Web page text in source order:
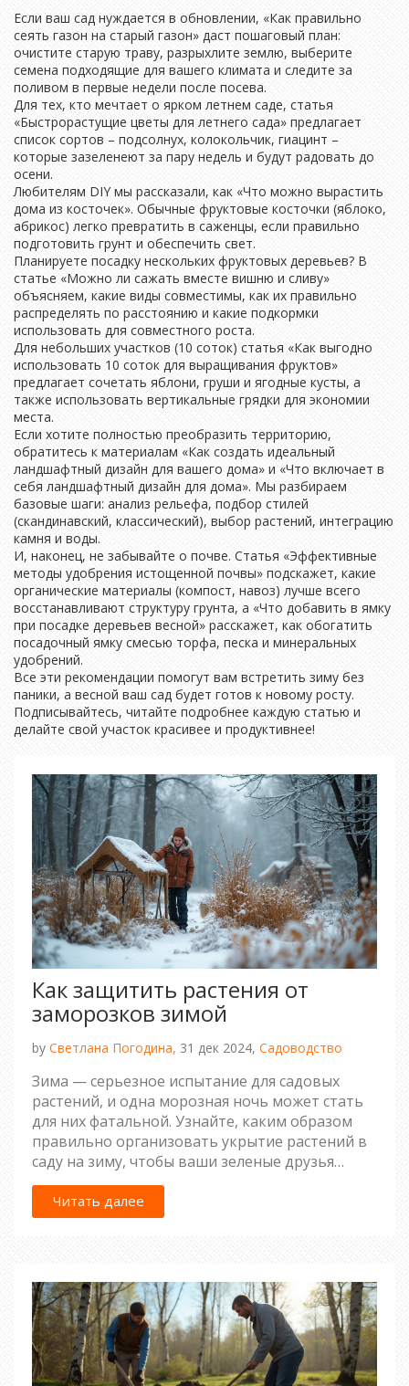
Если ваш сад нуждается в обновлении, «Как правильно
сеять газон на старый газон» даст пошаговый план:
очистите старую траву, разрыхлите землю, выберите
семена подходящие для вашего климата и следите за
поливом в первые недели после посева.
Для тех, кто мечтает о ярком летнем саде, статья
«Быстрорастущие цветы для летнего сада» предлагает
список сортов – подсолнух, колокольчик, гиацинт –
которые зазеленеют за пару недель и будут радовать до
осени.
Любителям DIY мы рассказали, как «Что можно вырастить
дома из косточек». Обычные фруктовые косточки (яблоко,
абрикос) легко превратить в саженцы, если правильно
подготовить грунт и обеспечить свет.
Планируете посадку нескольких фруктовых деревьев? В
статье «Можно ли сажать вместе вишню и сливу»
объясняем, какие виды совместимы, как их правильно
распределять по расстоянию и какие подкормки
использовать для совместного роста.
Для небольших участков (10 соток) статья «Как выгодно
использовать 10 соток для выращивания фруктов»
предлагает сочетать яблони, груши и ягодные кусты, а
также использовать вертикальные грядки для экономии
места.
Если хотите полностью преобразить территорию,
обратитесь к материалам «Как создать идеальный
ландшафтный дизайн для вашего дома» и «Что включает в
себя ландшафтный дизайн для дома». Мы разбираем
базовые шаги: анализ рельефа, подбор стилей
(скандинавский, классический), выбор растений, интеграцию
камня и воды.
И, наконец, не забывайте о почве. Статья «Эффективные
методы удобрения истощенной почвы» подскажет, какие
органические материалы (компост, навоз) лучше всего
восстанавливают структуру грунта, а «Что добавить в ямку
при посадке деревьев весной» расскажет, как обогатить
посадочный ямку смесью торфа, песка и минеральных
удобрений.
Все эти рекомендации помогут вам встретить зиму без
паники, а весной ваш сад будет готов к новому росту.
Подписывайтесь, читайте подробнее каждую статью и
делайте свой участок красивее и продуктивнее!
Как защитить растения от
заморозков зимой
by Светлана Погодина, 31 дек 2024, Садоводство
Зима — серьезное испытание для садовых
растений, и одна морозная ночь может стать
для них фатальной. Узнайте, каким образом
правильно организовать укрытие растений в
саду на зиму, чтобы ваши зеленые друзья
прекрасно пережили холодные дни и ночи. В
статье раскрываются секреты утепления,
особенности выбора материалов и советы по
Читать далее